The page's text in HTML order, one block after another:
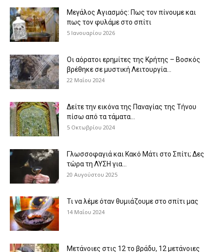
Μεγάλος Αγιασμός: Πως τον πίνουμε και
πως τον φυλάμε στο σπίτι
5 Ιανουαρίου 2026
Οι αόρατοι ερημίτες της Κρήτης – Βοσκός
βρέθηκε σε μυστική Λειτουργία...
22 Μαΐου 2024
Δείτε την εικόνα της Παναγίας της Τήνου
πίσω από τα τάματα...
5 Οκτωβρίου 2024
Γλωσσοφαγιά και Κακό Μάτι στο Σπίτι; Δες
τώρα τη ΛΥΣΗ για...
20 Αυγούστου 2025
Τι να λέμε όταν θυμιάζουμε στο σπίτι μας
14 Μαΐου 2024
Μετάνοιες στις 12 το βράδυ, 12 μετάνοιες